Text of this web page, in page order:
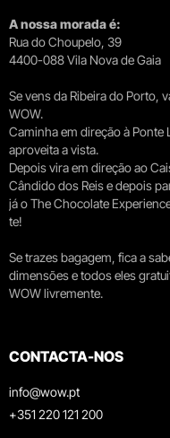
A nossa morada é:
Rua do Choupelo, 39
4400-088 Vila Nova de Gaia
Se vens da Ribeira do Porto,
WOW.
Caminha em direção à Ponte
aproveita a vista.
Depois vira em direção ao
Cândido dos Reis e depois
já o The Chocolate
te!
Se trazes bagagem, fica a
dimensões e todos eles
WOW livremente.
CONTACTA-NOS
info@wow.pt
+351 220 121 200